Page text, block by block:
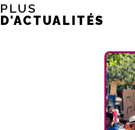
PLUS
D'ACTUALITÉS